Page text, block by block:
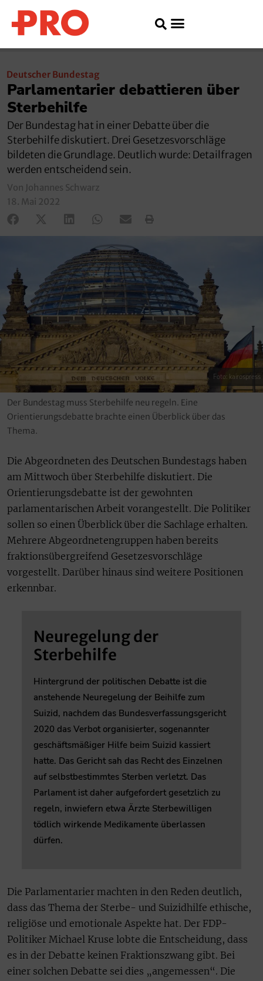
Deutscher Bundestag
Parlamentarier debattieren über
Sterbehilfe
Der Bundestag hat in einer Debatte über die
Sterbehilfe diskutiert. Drei Gesetzesvorschläge
bildeten die Grundlage. Deutlich wurde: Detailfragen
werden entscheidend sein.
Von Johannes Schwarz
18. Mai 2022
Foto: kairospress
Der Bundestag muss Sterbehilfe neu regeln. Eine
Orientierungsdebatte brachte einen Überblick über das
Thema.
Die Abgeordneten des Deutschen Bundestags haben
am Mittwoch über Sterbehilfe diskutiert. Die
Orientierungsdebatte ist der gewohnten
parlamentarischen Arbeit vorangestellt. Die Politiker
sollen so einen Überblick über die Sachlage erhalten.
Mehrere Abgeordnetengruppen haben bereits
fraktionsübergreifend Gesetzesvorschläge
vorgestellt. Darüber hinaus sind weitere Positionen
erkennbar.
Neuregelung der
Sterbehilfe
Hintergrund der politischen Debatte ist die
anstehende Neuregelung der Beihilfe zum
Suizid, nachdem das Bundesverfassungsgericht
2020 das Verbot organisierter, sogenannter
geschäftsmäßiger Hilfe beim Suizid kassiert
hatte. Das Gericht sah das Recht des Einzelnen
auf selbstbestimmtes Sterben verletzt. Das
Parlament ist daher aufgefordert gesetzlich zu
regeln, inwiefern etwa Ärzte Sterbewilligen
tödlich wirkende Medikamente überlassen
dürfen.
Die Parlamentarier machten in den Reden deutlich,
dass das Thema der Sterbe- und Suizidhilfe ethische,
religiöse und emotionale Aspekte hat. Der FDP-
Politiker Michael Kruse lobte die Entscheidung, dass
es in der Debatte keinen Fraktionszwang gibt. Bei
einer solchen Debatte sei dies „angemessen“. Die